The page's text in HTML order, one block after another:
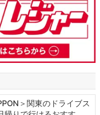
＞関東のドライブス